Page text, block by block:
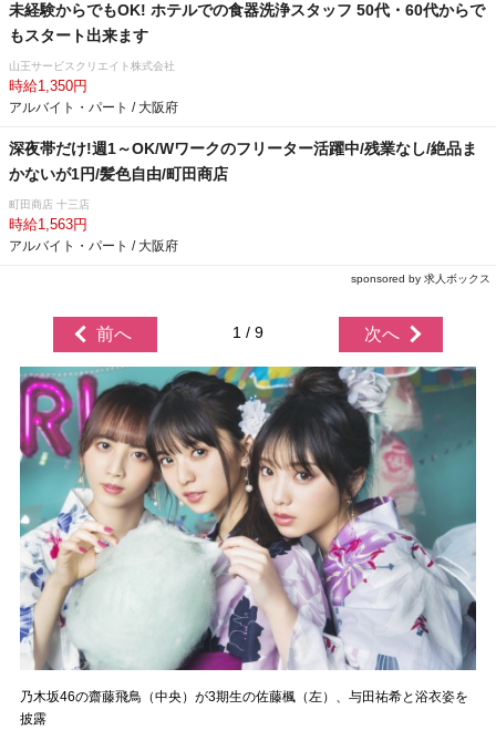
未経験からでもOK! ホテルでの食器洗浄スタッフ 50代・60代からで
もスタート出来ます
山王サービスクリエイト株式会社
時給1,350円
アルバイト・パート / 大阪府
深夜帯だけ!週1～OK/Wワークのフリーター活躍中/残業なし/絶品ま
かないが1円/髪色自由/町田商店
町田商店 十三店
時給1,563円
アルバイト・パート / 大阪府
sponsored by 求人ボックス
前へ 1 / 9 次へ
乃木坂46の齋藤飛鳥（中央）が3期生の佐藤楓（左）、与田祐希と浴衣姿を
披露